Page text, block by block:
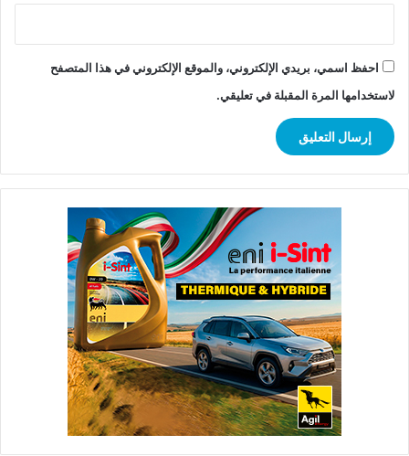
احفظ اسمي، بريدي الإلكتروني، والموقع الإلكتروني في هذا المتصفح
لاستخدامها المرة المقبلة في تعليقي.